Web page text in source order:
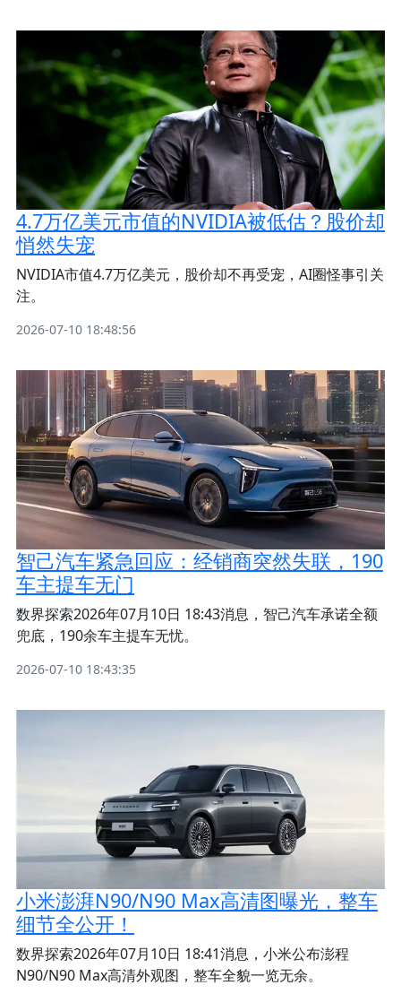
4.7万亿美元市值的NVIDIA被低估？股价却
悄然失宠
NVIDIA市值4.7万亿美元，股价却不再受宠，AI圈怪事引关
注。
2026-07-10 18:48:56
智己汽车紧急回应：经销商突然失联，190
车主提车无门
数界探索2026年07月10日 18:43消息，智己汽车承诺全额
兜底，190余车主提车无忧。
2026-07-10 18:43:35
小米澎湃N90/N90 Max高清图曝光，整车
细节全公开！
数界探索2026年07月10日 18:41消息，小米公布澎程
N90/N90 Max高清外观图，整车全貌一览无余。